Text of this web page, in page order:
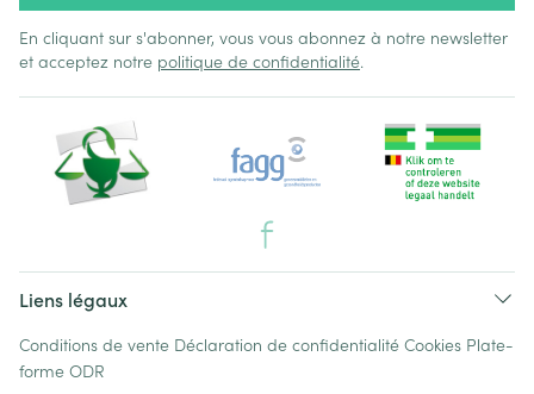
En cliquant sur s'abonner, vous vous abonnez à notre newsletter
et acceptez notre politique de confidentialité.
Liens légaux
Conditions de vente Déclaration de confidentialité Cookies Plate-
forme ODR